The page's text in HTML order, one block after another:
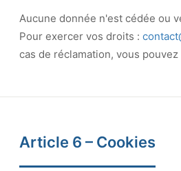
Aucune donnée n'est cédée ou
Pour exercer vos droits :
cas de réclamation, vous
Article 6 – Cookies